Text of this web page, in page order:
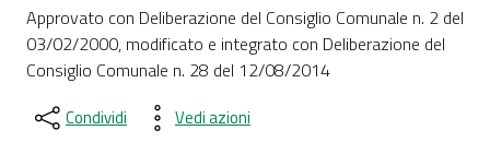
Dettagli del documento
Approvato con Deliberazione del Consiglio Comunale n. 2 del
03/02/2000, modificato e integrato con Deliberazione del
Consiglio Comunale n. 28 del 12/08/2014
Condividi Vedi azioni